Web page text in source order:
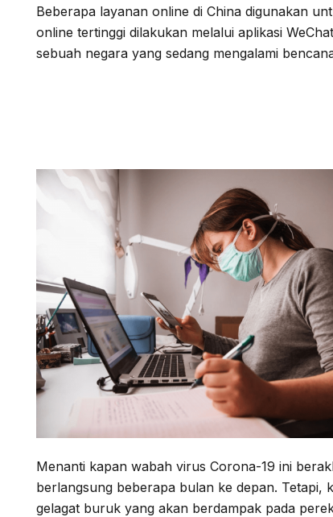
Beberapa layanan online di China digunakan
online tertinggi dilakukan melalui aplikasi
sebuah negara yang sedang mengalami
Menanti kapan wabah virus Corona-19 ini
berlangsung beberapa bulan ke depan. Tetapi,
gelagat buruk yang akan berdampak pada